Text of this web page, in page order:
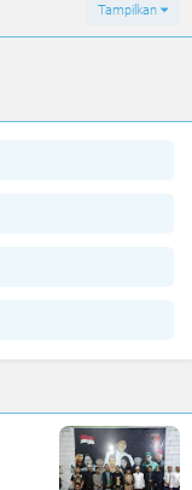
Tampilkan